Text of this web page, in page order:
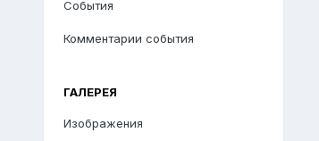
События
Комментарии события
ГАЛЕРЕЯ
Изображения